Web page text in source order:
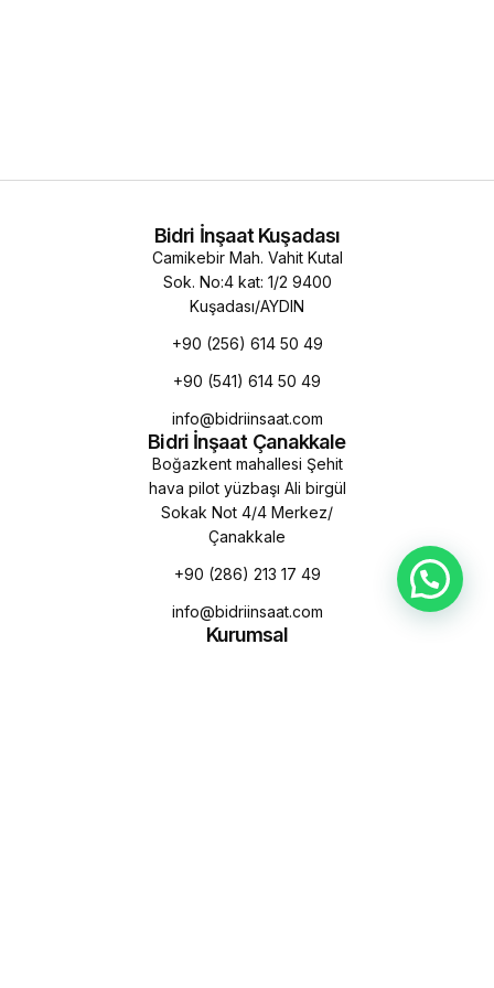
Bidri İnşaat Kuşadası
Camikebir Mah. Vahit Kutal
Sok. No:4 kat: 1/2 9400
Kuşadası/AYDIN
+90 (256) 614 50 49
+90 (541) 614 50 49
info@bidriinsaat.com
Bidri İnşaat Çanakkale
Boğazkent mahallesi Şehit
hava pilot yüzbaşı Ali birgül
Sokak Not 4/4 Merkez/
Çanakkale
+90 (286) 213 17 49
info@bidriinsaat.com
Kurumsal